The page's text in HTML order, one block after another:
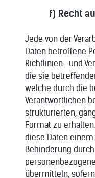
f) Recht
Jede von der
Daten betroffene
Richtlinien- und
die sie
welche durch die
Verantwortlichen
strukturierten,
Format zu
diese Daten
Behinderung
übermitteln,